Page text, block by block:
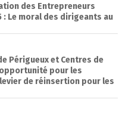
des Entrepreneurs
: Le moral des dirigeants au
Périgueux et Centres de
pour les
de réinsertion pour les